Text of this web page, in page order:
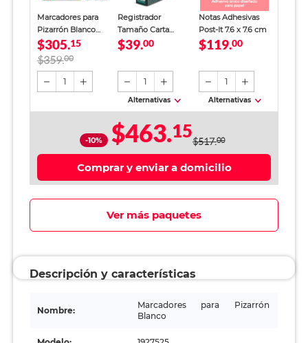
Marcadores para
Pizarrón Blanco
Expo 12 piezas
$305.15
$359.00
1
Registrador
Tamaño Carta
Office Depot
$39.00
1
Alternativas
Notas Adhesivas
Post-It 7.6 x 7.6 cm
$119.00
1
Alternativas
-10% $463.15$517.00
Comprar y enviar a domicilio
Ver más paquetes
Descripción y características
Nombre:
Marcadores para Pizarrón
Blanco